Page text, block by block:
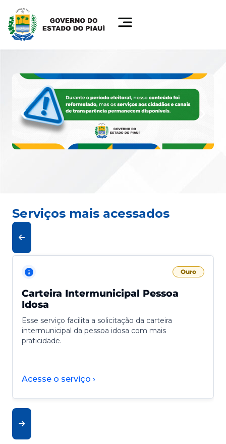
Serviços mais acessados
Ouro
Carteira Intermunicipal Pessoa
Idosa
Esse serviço facilita a solicitação da carteira
intermunicipal da pessoa idosa com mais
praticidade.
Acesse o serviço ›